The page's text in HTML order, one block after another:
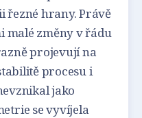
řezné hrany. Právě
malé změny v řádu
projevují na
procesu i
jako
se vyvíjela